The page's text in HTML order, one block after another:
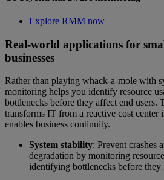
Explore RMM now
Real-world applications for
businesses
Rather than playing whack-a-mole with
monitoring helps you identify resource
bottlenecks before they affect end users.
transforms IT from a reactive cost center
enables business continuity.
System stability: Prevent crashes
degradation by monitoring
identifying bottlenecks before they